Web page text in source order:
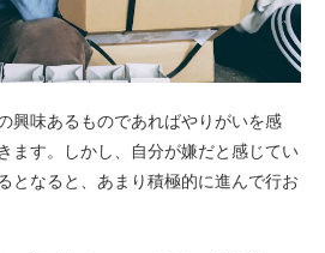
興味あるものであればやりがいを感
ます。しかし、自分が嫌だと感じてい
となると、あまり積極的に進んで行お